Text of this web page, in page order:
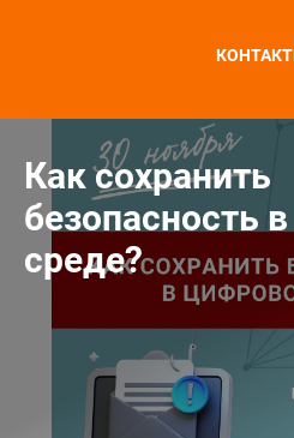
Как сохранить
безопасность
среде?